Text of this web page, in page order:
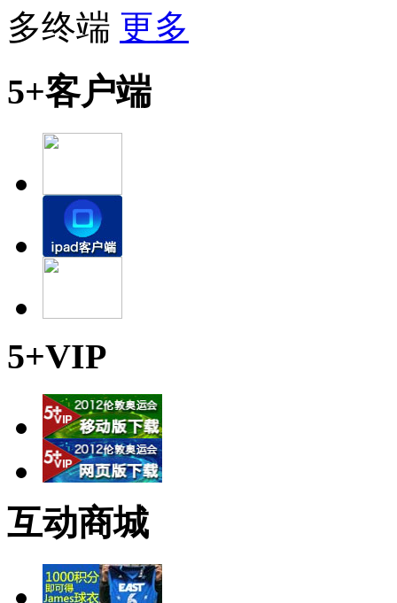
多终端 更多
5+客户端
5+VIP
互动商城